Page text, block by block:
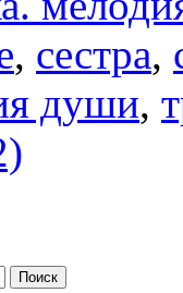
, сестра,
души,